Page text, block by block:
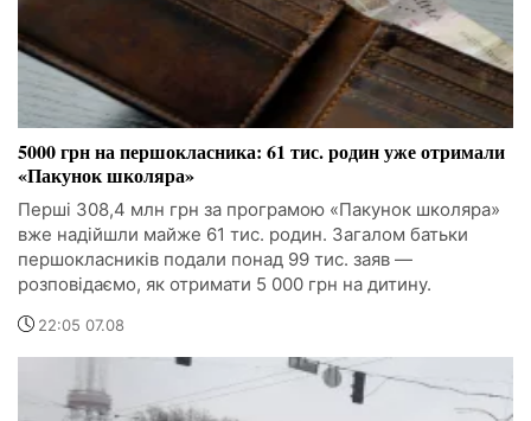
5000 грн на першокласника: 61 тис. родин уже отримали
«Пакунок школяра»
Перші 308,4 млн грн за програмою «Пакунок школяра»
вже надійшли майже 61 тис. родин. Загалом батьки
першокласників подали понад 99 тис. заяв —
розповідаємо, як отримати 5 000 грн на дитину.
22:05 07.08